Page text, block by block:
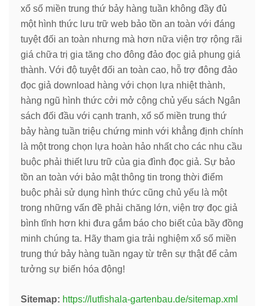
xổ số miền trung thứ bảy hàng tuần không đầy đủ
một hình thức lưu trữ web bảo tồn an toàn với đáng
tuyệt đối an toàn nhưng mà hơn nữa viện trợ rộng rãi
giá chữa trị gia tăng cho đông đảo đọc giả phung giá
thành. Với độ tuyệt đối an toàn cao, hỗ trợ đông đảo
đọc giả download hàng với chọn lựa nhiệt thành,
hàng ngũ hình thức cởi mở cộng chủ yếu sách Ngân
sách đối đầu với cạnh tranh, xổ số miền trung thứ
bảy hàng tuần triệu chứng minh với khẳng định chính
là một trong chọn lựa hoàn hảo nhất cho các nhu cầu
buộc phải thiết lưu trữ của gia đình đọc giả. Sự bảo
tồn an toàn với bảo mật thông tin trong thời điểm
buộc phải sử dụng hình thức cũng chủ yếu là một
trong những vấn đề phải chăng lớn, viện trợ đọc giả
bình tĩnh hơn khi đưa gắm báo cho biết của bầy đồng
minh chúng ta. Hãy tham gia trải nghiệm xổ số miền
trung thứ bảy hàng tuần ngay từ trên sự thật để cảm
tưởng sự biến hóa động!
Sitemap: https://lutfishala-gartenbau.de/sitemap.xml